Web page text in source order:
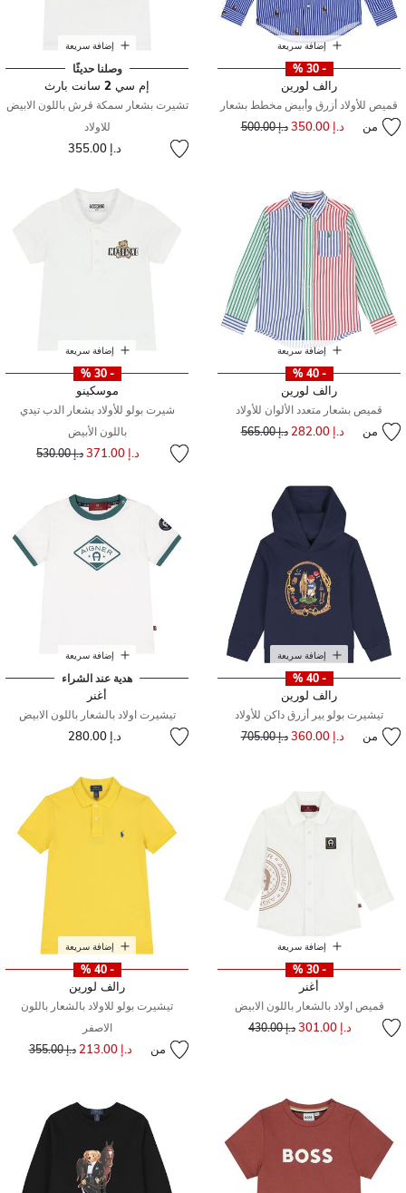
إضافة سريعة
- 30 %
رالف لورين
قميص للأولاد أزرق وأبيض مخطط بشعار
من د.إ 350.00 سعر مخفض مند.إ 500.00
إضافة سريعة
وصلنا حديثًا
إم سي 2 سانت بارث
تشيرت بشعار سمكة قرش باللون الابيض
للاولاد
د.إ 355.00
إضافة سريعة
- 40 %
رالف لورين
قميص بشعار متعدد الألوان للأولاد
من د.إ 282.00 سعر مخفض مند.إ 565.00
إضافة سريعة
- 30 %
موسكينو
شيرت بولو للأولاد بشعار الدب تيدي
باللون الأبيض
د.إ 371.00 سعر مخفض من
د.إ 530.00 إلى
إضافة سريعة
- 40 %
رالف لورين
تيشيرت بولو بير أزرق داكن للأولاد
من د.إ 360.00 سعر مخفض مند.إ 705.00
إضافة سريعة
هدية عند الشراء
أغنر
تيشيرت اولاد بالشعار باللون الابيض
د.إ 280.00
إضافة سريعة
- 30 %
أغنر
قميص اولاد بالشعار باللون الابيض
د.إ 301.00 سعر مخفض مند.إ 430.00
إضافة سريعة
- 40 %
رالف لورين
تيشيرت بولو للاولاد بالشعار باللون
الاصفر
من د.إ 213.00 سعر مخفض من
د.إ 355.00 إلى